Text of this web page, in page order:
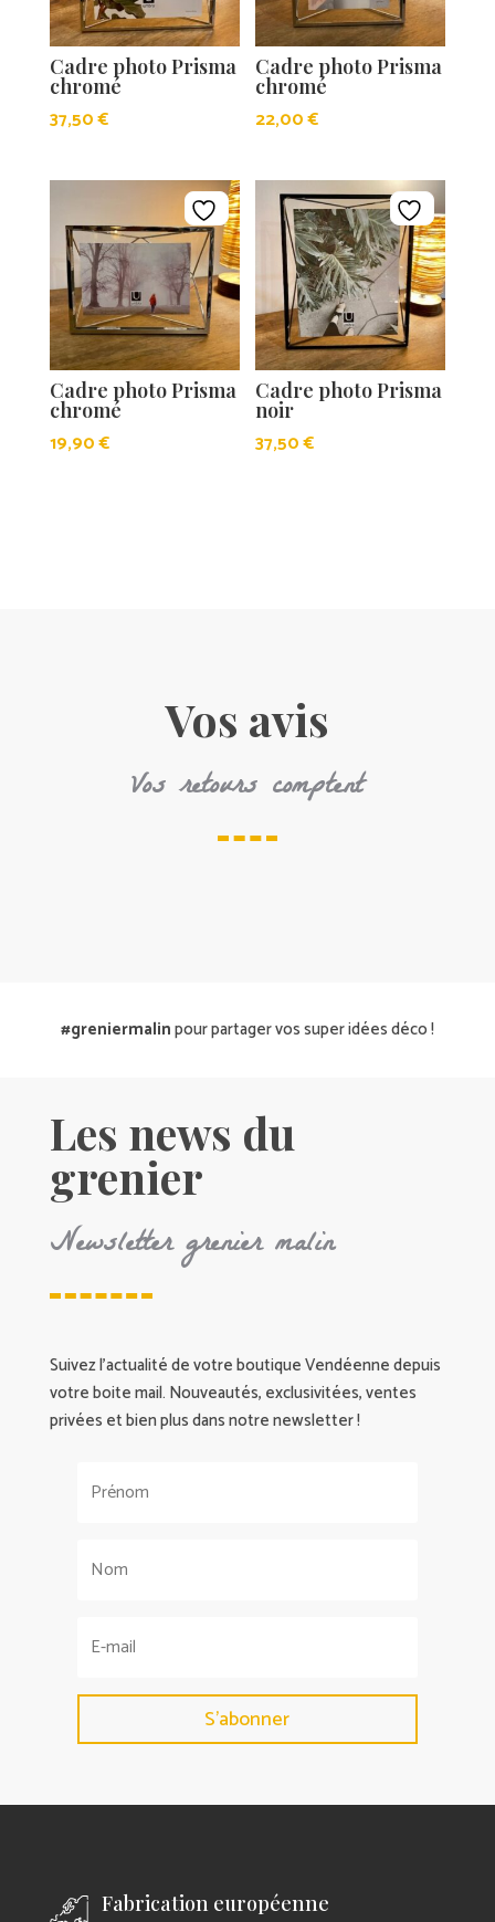
Cadre photo Prisma
chromé
37,50€
Cadre photo Prisma
chromé
22,00€
Cadre photo Prisma
chromé
19,90€
Cadre photo Prisma
noir
37,50€
Vos avis
Vos retours comptent
#greniermalinpour partager vos super idées déco !
Les news du
grenier
Newsletter grenier malin
Suivez l’actualité de votre boutique Vendéenne depuis
votre boite mail. Nouveautés, exclusivitées, ventes
privées et bien plus dans notre newsletter !
S'abonner
Fabrication européenne